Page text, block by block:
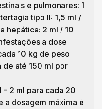
e pulmonares: 1
tipo II: 1,5 ml /
hepática: 2 ml / 10
a dose
10 kg de peso
de até 150 ml por
- 2 ml para cada 20
a dosagem máxima é